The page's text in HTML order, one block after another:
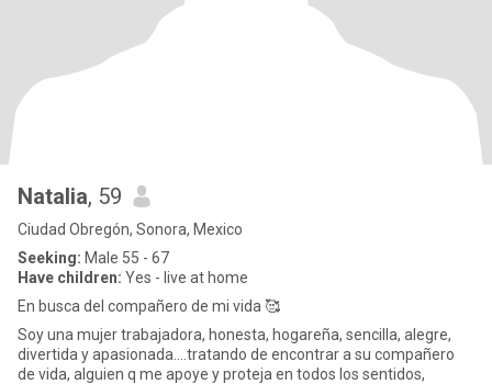
Natalia, 59
Ciudad Obregón, Sonora, Mexico
Seeking: Male 55 - 67
Have children: Yes - live at home
En busca del compañero de mi vida 🥰
Soy una mujer trabajadora, honesta, hogareña, sencilla, alegre,
divertida y apasionada….tratando de encontrar a su compañero
de vida, alguien q me apoye y proteja en todos los sentidos,